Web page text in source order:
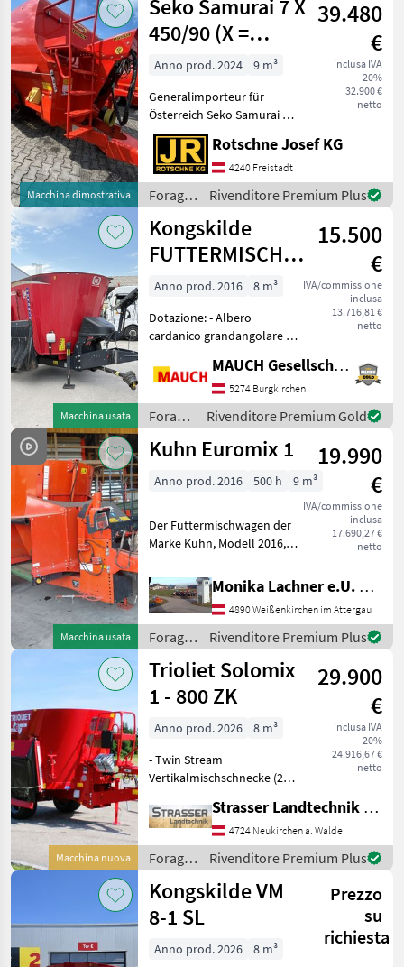
Macchina dimostrativa
Seko Samurai 7 X
450/90 (X =
niedrige
Einfahrten
39.480
€
inclusa IVA
20%
32.900 €
netto
Anno prod. 2024
9 m³
Generalimporteur für
Österreich Seko Samurai 7 X
450/90 (X = niedrige
Bauhöhe für niedrige
Einfahrtsmöglichkeiten)
Futtermischwagen mit 2
horizontal angeordneten M
Rotschne Josef KG
4240 Freistadt
Foraggiamento
/ Seko
Rivenditore Premium Plus
Macchina usata
Kongskilde
FUTTERMISCHWAGEN
VM 8-1 SL
15.500
€
IVA/commissione
inclusa
13.716,81 €
netto
Anno prod. 2016
8 m³
Dotazione: - Albero
cardanico grandangolare -
destra - Anello di troppo
pieno - Comando idraulico -
Freno idraulico - Attacco
superiore -
MAUCH Gesellschaft m.b.H. & Co.KG
5274 Burgkirchen
Foraggiamento
/
Kongskilde
Rivenditore Premium Gold
Macchina usata
Kuhn Euromix 1
19.990
€
IVA/commissione
inclusa
17.690,27 €
netto
Anno prod. 2016 500 h 9 m³
Der Futtermischwagen der
Marke Kuhn, Modell 2016,
effizientes Gerät zur
Futterzubereitung in
landwirtschaftlichen
Betrieben. Mit einem Fass
Monika Lachner e.U. Maschinenhandel
4890 Weißenkirchen im Attergau
Foraggiamento
/ Kuhn
Rivenditore Premium Plus
Macchina nuova
Trioliet Solomix
1 - 800 ZK
29.900
€
inclusa IVA
20%
24.916,67 €
netto
Anno prod. 2026
8 m³
- Twin Stream
Vertikalmischschnecke (22
mm Dosierschaufeln) für
maximale
Verschleißfestigkeit -
Triotronic elektronische
Wiegeeinrichtung
Strasser Landtechnik GmbH
4724 Neukirchen a. Walde
Foraggiamento
/
Trioliet
Rivenditore Premium Plus
Kongskilde VM
8-1 SL
Prezzo
su
richiesta
Anno prod. 2026
8 m³